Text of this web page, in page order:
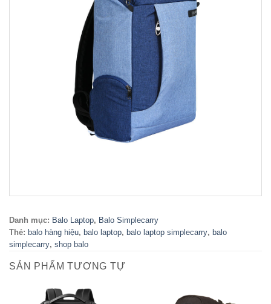
Danh mục: Balo Laptop, Balo Simplecarry
Thẻ: balo hàng hiệu, balo laptop, balo laptop simplecarry, balo
simplecarry, shop balo
SẢN PHẨM TƯƠNG TỰ